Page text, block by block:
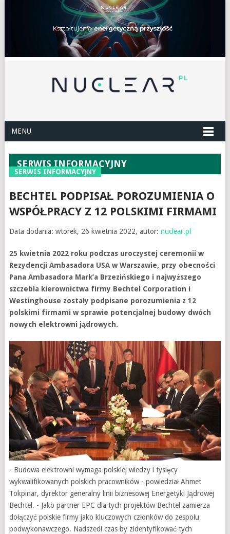
MENU
SERWIS INFORMACYJNY
BECHTEL PODPISAŁ POROZUMIENIA O
WSPÓŁPRACY Z 12 POLSKIMI FIRMAMI
Data dodania: wtorek, 26 kwietnia 2022, autor: nuclear.pl
25 kwietnia 2022 roku podczas uroczystej ceremonii w
Rezydencji Ambasadora USA w Warszawie, przy obecności
Pana Ambasadora Mark’a Brzezińskiego i najwyższego
szczebla kierownictwa firmy Bechtel Corporation i
Westinghouse zostały podpisane porozumienia z 12
polskimi firmami w sprawie potencjalnej budowy dwóch
nowych elektrowni jądrowych.
- Budowa elektrowni wymaga polskiej wiedzy i tysięcy
wykwalifikowanych polskich pracowników - powiedział Ahmet
Tokpinar, dyrektor generalny linii biznesowej Energetyki Jądrowej
Bechtel. - Jako partner EPC dla tych projektów Bechtel zamierza
dołączyć polskie firmy jako kluczowych członków do zespołu
podwykonawczego. Nadszedł czas by zidentyfikować tych
SERWIS INFORMACYJNY